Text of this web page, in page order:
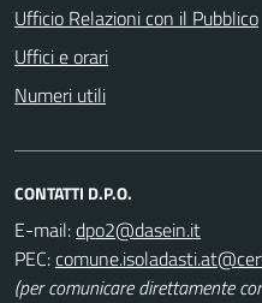
Ufficio Relazioni con il Pubblico
Uffici e orari
Numeri utili
CONTATTI D.P.O.
E-mail:
PEC:
(per comunicare direttamente